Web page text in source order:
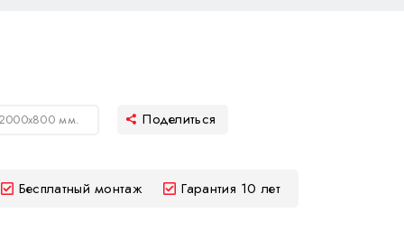
мм.
Бесплатный монтаж Гарантия 10 лет